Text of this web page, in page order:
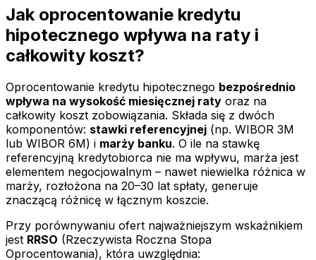
Jak oprocentowanie kredytu
hipotecznego wpływa na raty i
całkowity koszt?
Oprocentowanie kredytu hipotecznego bezpośrednio
wpływa na wysokość miesięcznej raty oraz na
całkowity koszt zobowiązania. Składa się z dwóch
komponentów: stawki referencyjnej (np. WIBOR 3M
lub WIBOR 6M) i marży banku. O ile na stawkę
referencyjną kredytobiorca nie ma wpływu, marża jest
elementem negocjowalnym – nawet niewielka różnica w
marży, rozłożona na 20–30 lat spłaty, generuje
znaczącą różnicę w łącznym koszcie.
Przy porównywaniu ofert najważniejszym wskaźnikiem
jest RRSO (Rzeczywista Roczna Stopa
Oprocentowania), która uwzględnia: